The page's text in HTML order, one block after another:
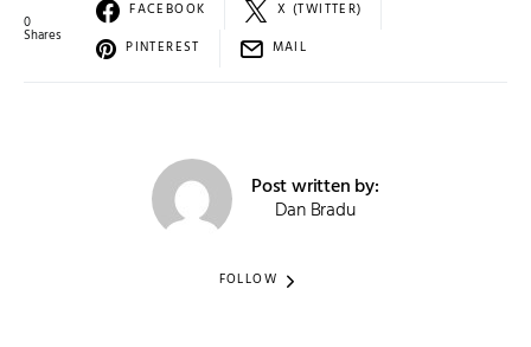
0
Shares
FACEBOOK
X (TWITTER)
PINTEREST
MAIL
Post written by:
Dan Bradu
FOLLOW